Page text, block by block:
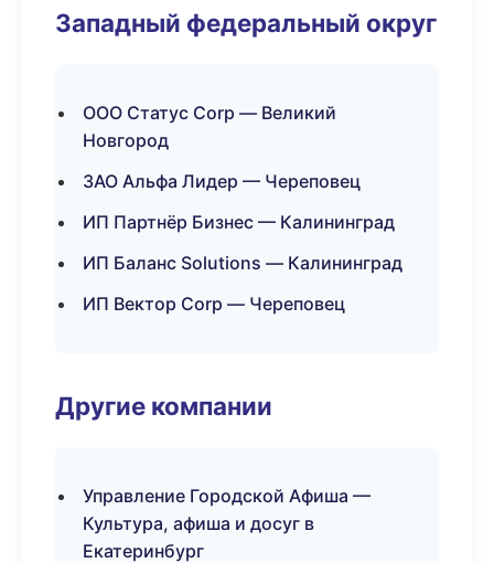
Западный федеральный округ
ООО Статус Corp — Великий
Новгород
ЗАО Альфа Лидер — Череповец
ИП Партнёр Бизнес — Калининград
ИП Баланс Solutions — Калининград
ИП Вектор Corp — Череповец
Другие компании
Управление Городской Афиша —
Культура, афиша и досуг в
Екатеринбург